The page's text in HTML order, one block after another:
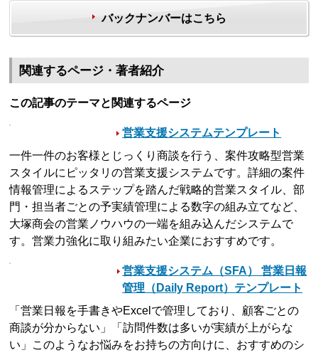
バックナンバーはこちら
関連するページ・著者紹介
この記事のテーマと関連するページ
営業支援システムテンプレート
一件一件のお客様とじっくり商談を行う、案件攻略型営業
スタイルにピッタリの営業支援システムです。詳細の案件
情報管理によるステップを踏んだ戦略的営業スタイル、部
門・担当者ごとの予実績管理による数字の組み立てなど、
大塚商会の営業ノウハウの一端を組み込んだシステムで
す。営業力強化に取り組みたい企業におすすめです。
営業支援システム（SFA） 営業日報
管理（Daily Report）テンプレート
「営業日報を手書きやExcelで管理しており、顧客ごとの
商談が分からない」「訪問件数は多いが実績が上がらな
い」このようなお悩みをお持ちの方向けに、おすすめのシ